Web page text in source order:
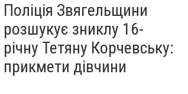
Поліція Звягельщини
розшукує зниклу 16-
річну Тетяну Корчевську:
прикмети дівчини